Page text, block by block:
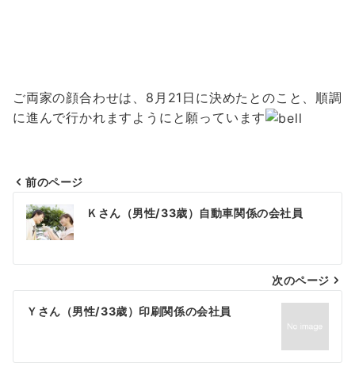
ご両家の顔合わせは、8月21日に決めたとのこと、順調
に進んで行かれますようにと願っています
投
稿
ビ
ゲ
シ
前のページ
Ｋさん（男性/33歳）自動車関係の会社員
次のページ
Ｙさん（男性/33歳）印刷関係の会社員